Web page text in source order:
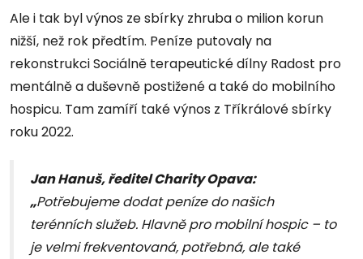
Ale i tak byl výnos ze sbírky zhruba o milion korun
nižší, než rok předtím. Peníze putovaly na
rekonstrukci Sociálně terapeutické dílny Radost pro
mentálně a duševně postižené a také do mobilního
hospicu. Tam zamíří také výnos z Tříkrálové sbírky
roku 2022.
Jan Hanuš, ředitel Charity Opava:
„Potřebujeme dodat peníze do našich
terénních služeb. Hlavně pro mobilní hospic – to
je velmi frekventovaná, potřebná, ale také